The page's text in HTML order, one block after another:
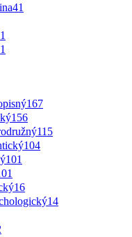
41
1
1
167
156
115
104
101
16
14